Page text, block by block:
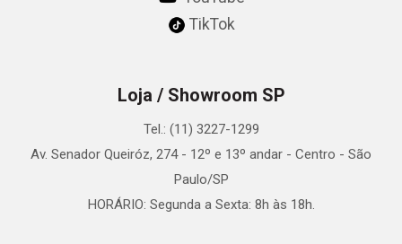
TikTok
Loja / Showroom SP
Tel.: (11) 3227-1299
Av. Senador Queiróz, 274 - 12º e 13º andar - Centro - São
Paulo/SP
HORÁRIO: Segunda a Sexta: 8h às 18h.